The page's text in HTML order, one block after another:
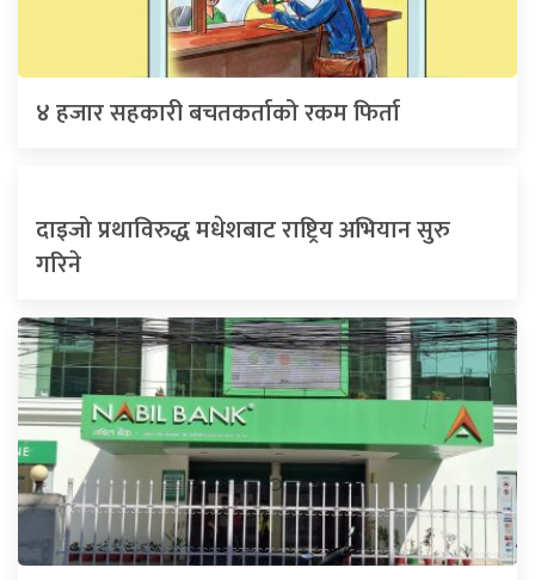
४ हजार सहकारी बचतकर्ताको रकम फिर्ता
दाइजो प्रथाविरुद्ध मधेशबाट राष्ट्रिय अभियान सुरु
गरिने